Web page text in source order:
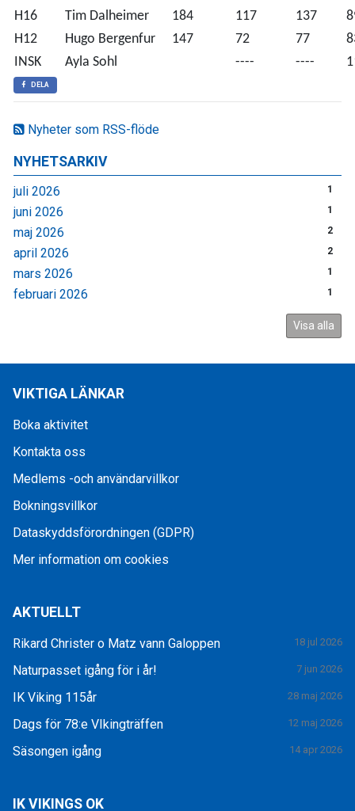
Nyheter som RSS-flöde
NYHETSARKIV
juli 2026 1
juni 2026 1
maj 2026 2
april 2026 2
mars 2026 1
februari 2026 1
Visa alla
H16
Tim Dalheimer 184 117 137
H12
Hugo Bergenfur 147 72 77
INSK
Ayla Sohl ---- ----
DELA
VIKTIGA LÄNKAR
Boka aktivitet
Kontakta oss
Medlems -och användarvillkor
Bokningsvillkor
Dataskyddsförordningen (GDPR)
Mer information om cookies
AKTUELLT
Rikard Christer o Matz vann Galoppen 18 jul 2026
Naturpasset igång för i år! 7 jun 2026
IK Viking 115år 28 maj 2026
Dags för 78:e VIkingträffen 12 maj 2026
Säsongen igång 14 apr 2026
IK VIKINGS OK